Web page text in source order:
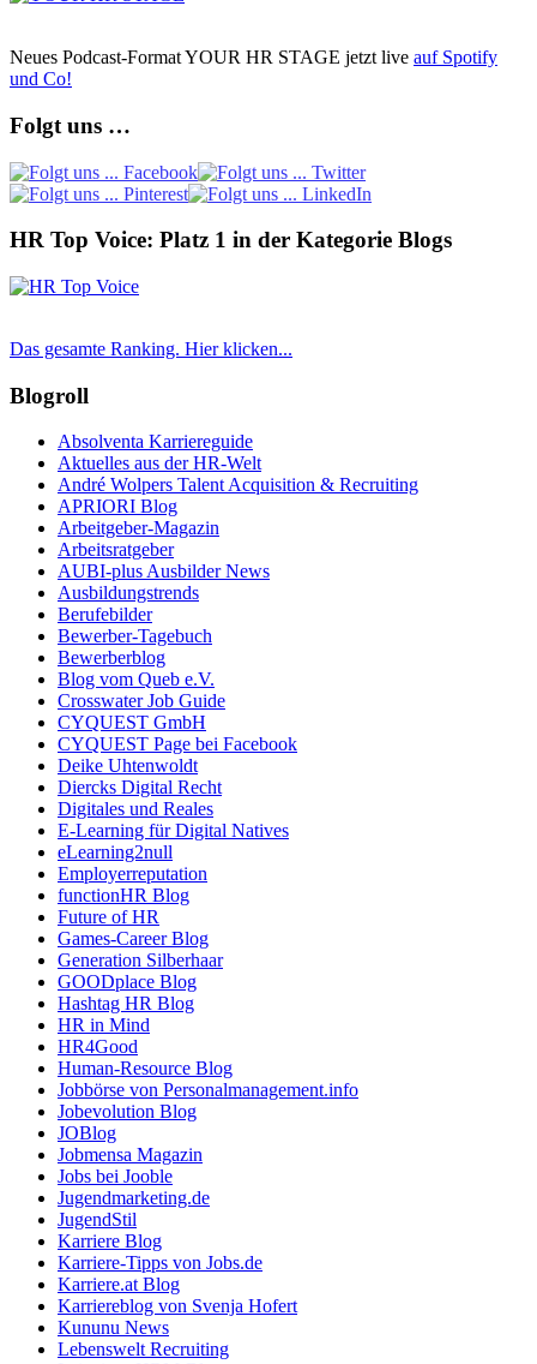
Neues Podcast-Format YOUR HR STAGE jetzt live auf Spotify
und Co!
Folgt uns …
HR Top Voice: Platz 1 in der Kategorie Blogs
Das gesamte Ranking. Hier klicken...
Blogroll
Absolventa Karriereguide
Aktuelles aus der HR-Welt
André Wolpers Talent Acquisition & Recruiting
APRIORI Blog
Arbeitgeber-Magazin
Arbeitsratgeber
AUBI-plus Ausbilder News
Ausbildungstrends
Berufebilder
Bewerber-Tagebuch
Bewerberblog
Blog vom Queb e.V.
Crosswater Job Guide
CYQUEST GmbH
CYQUEST Page bei Facebook
Deike Uhtenwoldt
Diercks Digital Recht
Digitales und Reales
E-Learning für Digital Natives
eLearning2null
Employerreputation
functionHR Blog
Future of HR
Games-Career Blog
Generation Silberhaar
GOODplace Blog
Hashtag HR Blog
HR in Mind
HR4Good
Human-Resource Blog
Jobbörse von Personalmanagement.info
Jobevolution Blog
JOBlog
Jobmensa Magazin
Jobs bei Jooble
Jugendmarketing.de
JugendStil
Karriere Blog
Karriere-Tipps von Jobs.de
Karriere.at Blog
Karriereblog von Svenja Hofert
Kununu News
Lebenswelt Recruiting